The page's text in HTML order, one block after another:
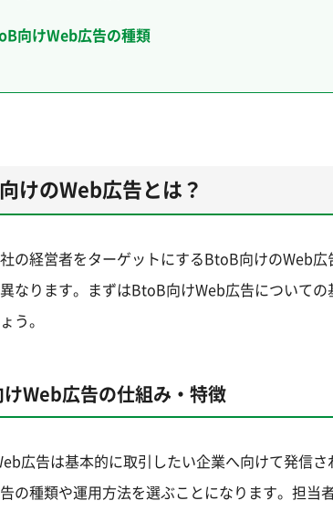
向けWeb広告の種類
けのWeb広告とは？
の経営者をターゲットにするBtoB向けのWeb
なります。まずはBtoB向けWeb広告について
う。
Web広告の仕組み・特徴
広告は基本的に取引したい企業へ向けて発信
の種類や運用方法を選ぶことになります。担